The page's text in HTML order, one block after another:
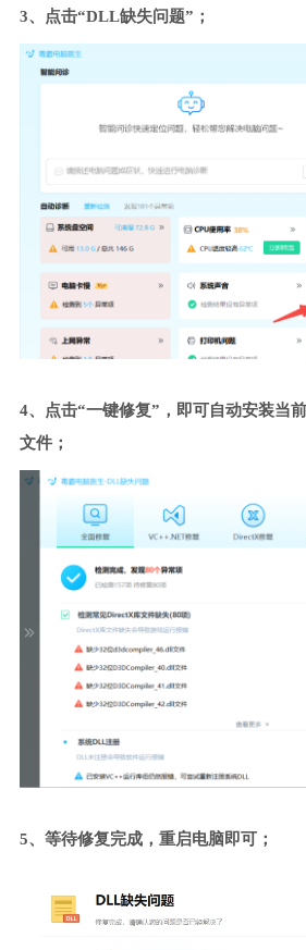
3、点击“DLL缺失问题”；
4、点击“一键修复”，即可自动安装当
文件；
5、等待修复完成，重启电脑即可；